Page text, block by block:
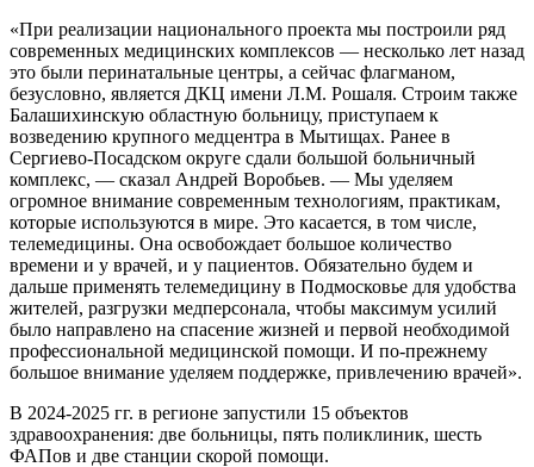
«При реализации национального проекта мы построили ряд
современных медицинских комплексов — несколько лет назад
это были перинатальные центры, а сейчас флагманом,
безусловно, является ДКЦ имени Л.М. Рошаля. Строим также
Балашихинскую областную больницу, приступаем к
возведению крупного медцентра в Мытищах. Ранее в
Сергиево-Посадском округе сдали большой больничный
комплекс, — сказал Андрей Воробьев. — Мы уделяем
огромное внимание современным технологиям, практикам,
которые используются в мире. Это касается, в том числе,
телемедицины. Она освобождает большое количество
времени и у врачей, и у пациентов. Обязательно будем и
дальше применять телемедицину в Подмосковье для удобства
жителей, разгрузки медперсонала, чтобы максимум усилий
было направлено на спасение жизней и первой необходимой
профессиональной медицинской помощи. И по-прежнему
большое внимание уделяем поддержке, привлечению врачей».
В 2024-2025 гг. в регионе запустили 15 объектов
здравоохранения: две больницы, пять поликлиник, шесть
ФАПов и две станции скорой помощи.